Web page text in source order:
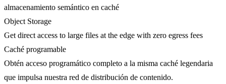
almacenamiento semántico en caché
Object Storage
Get direct access to large files at the edge with zero egress fees
Caché programable
Obtén acceso programático completo a la misma caché legendaria
que impulsa nuestra red de distribución de contenido.